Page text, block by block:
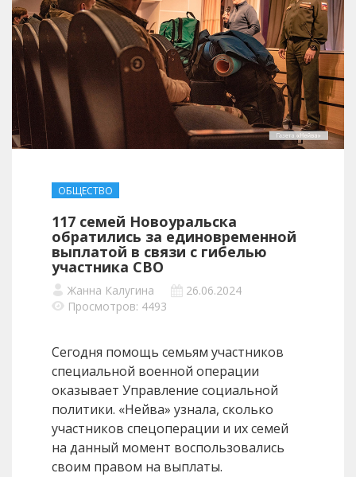
ОБЩЕСТВО
117 семей Новоуральска
обратились за единовременной
выплатой в связи с гибелью
участника СВО
Жанна Калугина
26.06.2024
Просмотров: 4493
Сегодня помощь семьям участников
специальной военной операции
оказывает Управление социальной
политики. «Нейва» узнала, сколько
участников спецоперации и их семей
на данный момент воспользовались
своим правом на выплаты.